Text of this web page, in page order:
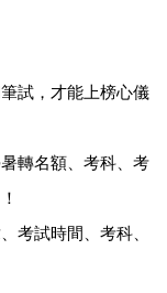
試，才能上榜心儀
轉名額、考科、考
考試時間、考科、